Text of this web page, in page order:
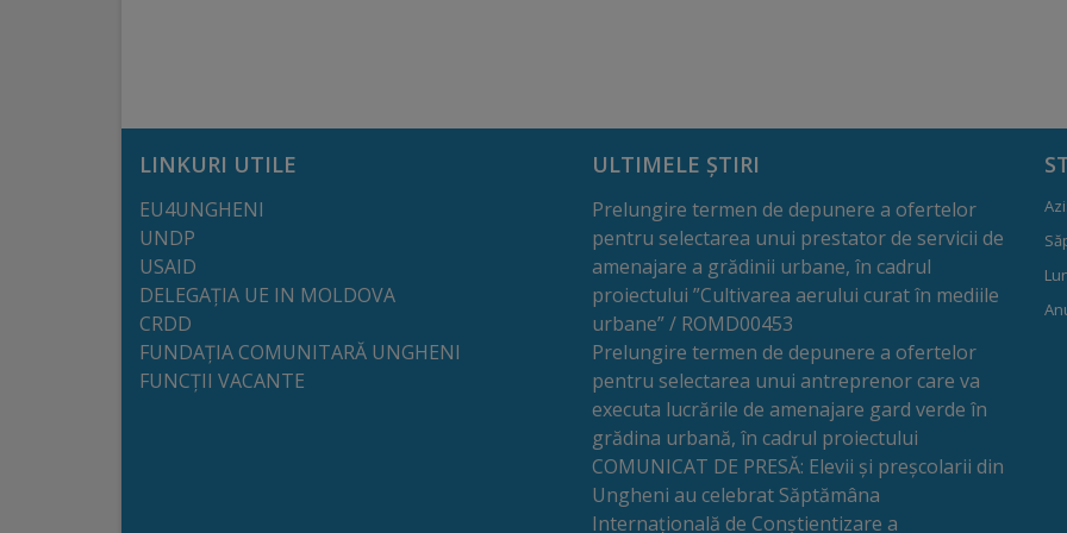
marcante
Sportivi
performanță
Orașul
LINKURI UTILE
EU4UNGHENI
UNDP
USAID
DELEGAȚIA UE IN MOLDOVA
CRDD
FUNDAȚIA COMUNITARĂ UNGHENI
FUNCȚII VACANTE
ULTIMELE ȘTIRI
Prelungire termen de depunere a ofertelor
pentru selectarea unui prestator de servicii de
amenajare a grădinii urbane, în cadrul
proiectului ”Cultivarea aerului curat în mediile
urbane” / ROMD00453
Prelungire termen de depunere a ofertelor
pentru selectarea unui antreprenor care va
executa lucrările de amenajare gard verde în
grădina urbană, în cadrul proiectului
COMUNICAT DE PRESĂ: Elevii și preșcolarii din
Ungheni au celebrat Săptămâna
Internațională de Conștientizare a